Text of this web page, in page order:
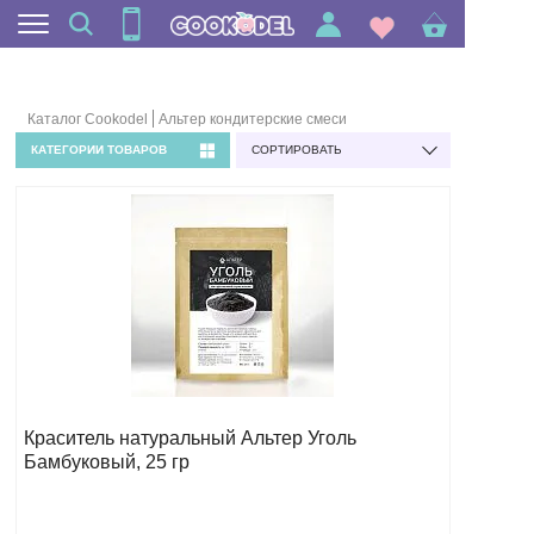
Каталог Cookodel Альтер кондитерские смеси
КАТЕГОРИИ ТОВАРОВ СОРТИРОВАТЬ
Краситель натуральный Альтер Уголь
Бамбуковый, 25 гр